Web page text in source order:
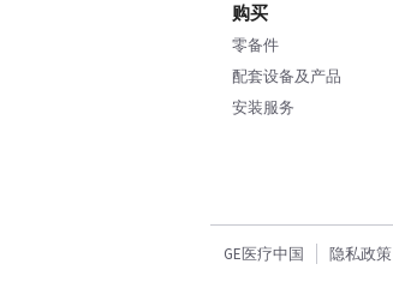
购买
零备件
配套设备及产品
安装服务
GE医疗中国 隐私政策